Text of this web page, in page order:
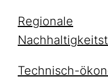
Regionale
Technisch-